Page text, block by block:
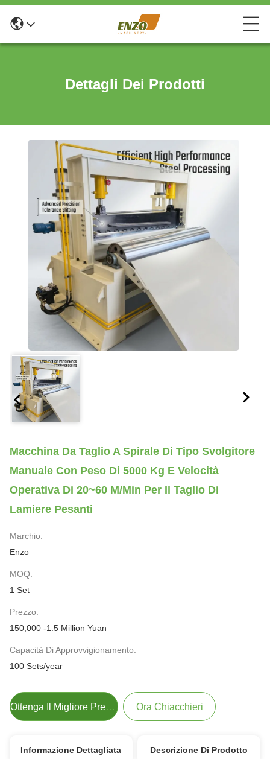
Dettagli Dei Prodotti
Macchina Da Taglio A Spirale Di Tipo Svolgitore
Manuale Con Peso Di 5000 Kg E Velocità
Operativa Di 20~60 M/min Per Il Taglio Di
Lamiere Pesanti
Marchio:
Enzo
MOQ:
1 Set
Prezzo:
150,000 -1.5 Million Yuan
Capacità Di Approvvigionamento:
100 Sets/year
Ottenga Il Migliore Prezzo Ora Chiacchieri
Informazione Dettagliata Descrizione Di Prodotto